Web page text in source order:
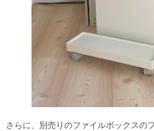
さらに、別売りのファイルボックスの